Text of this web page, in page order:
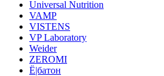
Universal Nutrition
VAMP
VISTENS
VP Laboratory
Weider
ZEROMI
Ё|батон